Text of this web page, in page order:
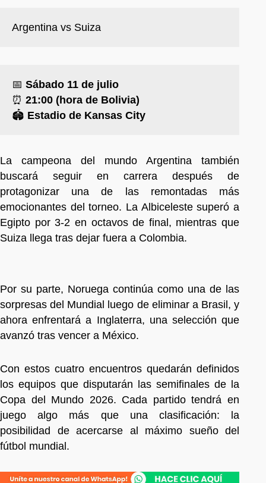
Argentina vs Suiza
📅 Sábado 11 de julio
⏰ 21:00 (hora de Bolivia)
🏟️ Estadio de Kansas City
La campeona del mundo Argentina también
buscará seguir en carrera después de
protagonizar una de las remontadas más
emocionantes del torneo. La Albiceleste superó a
Egipto por 3-2 en octavos de final, mientras que
Suiza llega tras dejar fuera a Colombia.
Por su parte, Noruega continúa como una de las
sorpresas del Mundial luego de eliminar a Brasil, y
ahora enfrentará a Inglaterra, una selección que
avanzó tras vencer a México.
Con estos cuatro encuentros quedarán definidos
los equipos que disputarán las semifinales de la
Copa del Mundo 2026. Cada partido tendrá en
juego algo más que una clasificación: la
posibilidad de acercarse al máximo sueño del
fútbol mundial.